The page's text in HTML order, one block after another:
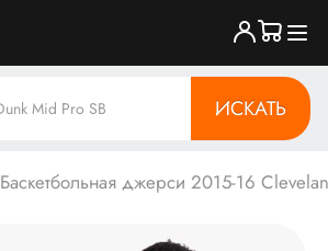
ИСКАТЬ
Баскетбольная джерси 2015-16